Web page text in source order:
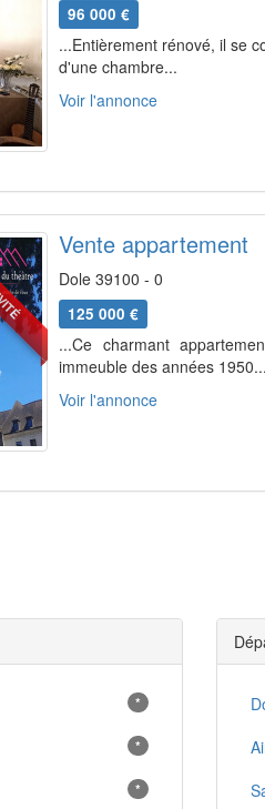
96 000 €
...Entièrement rénové, il se
d'une chambre...
Voir l'annonce
Vente appartement
Dole 39100 - 0
125 000 €
...Ce charmant
immeuble des années 1950...
Voir l'annonce
*
*
*